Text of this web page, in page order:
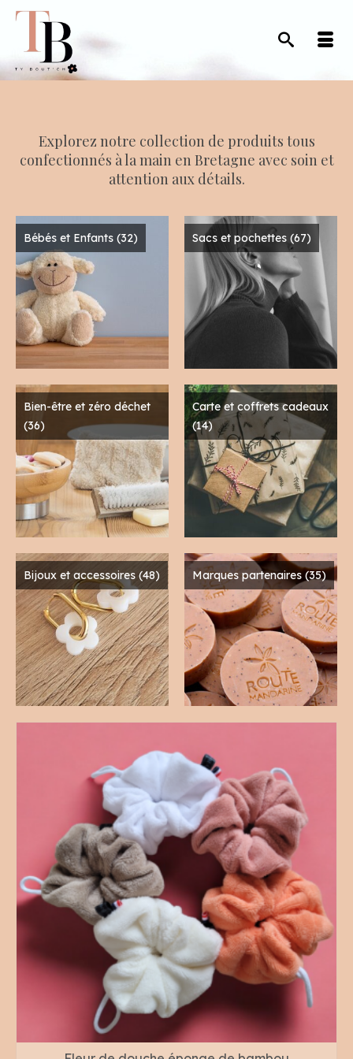
Explorez notre collection de produits tous
confectionnés à la main en Bretagne avec soin et
attention aux détails.
Bébés et Enfants (32) Sacs et pochettes (67)
Bien-être et zéro déchet
(36)
Carte et coffrets cadeaux
(14)
Bijoux et accessoires (48) Marques partenaires (35)